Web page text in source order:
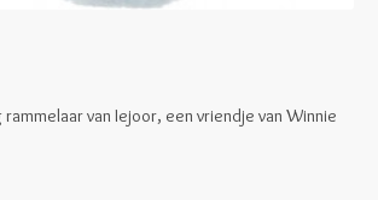
van Iejoor, een vriendje van Winnie